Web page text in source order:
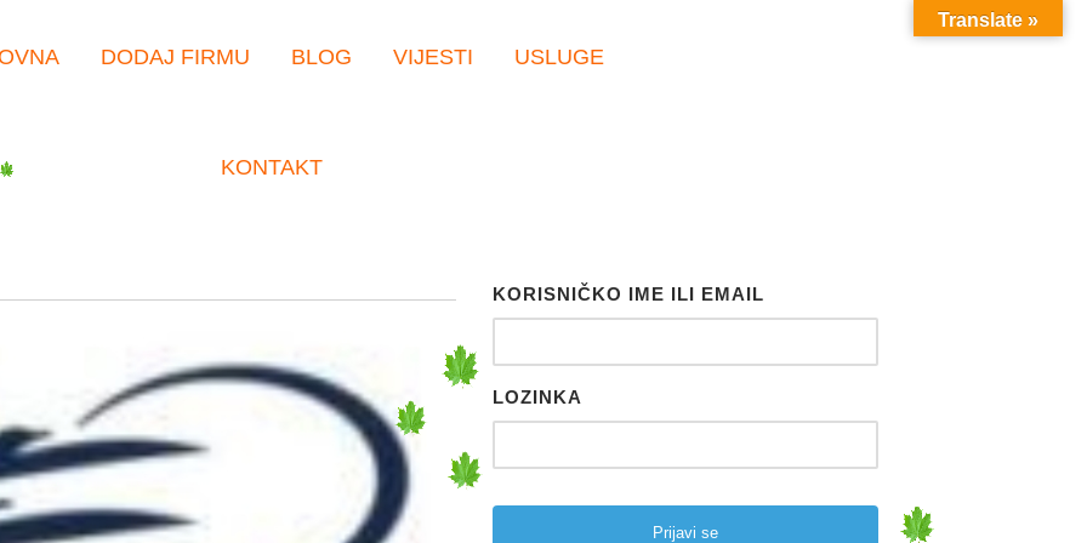
DODAJ FIRMU BLOG VIJESTI USLUGE
KONTAKT
KORISNIČKO IME ILI EMAIL
LOZINKA
Translate »